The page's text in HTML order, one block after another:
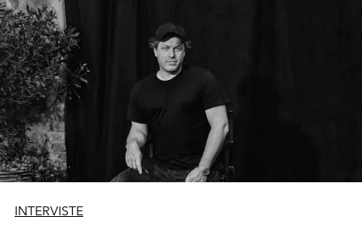
INTERVISTE